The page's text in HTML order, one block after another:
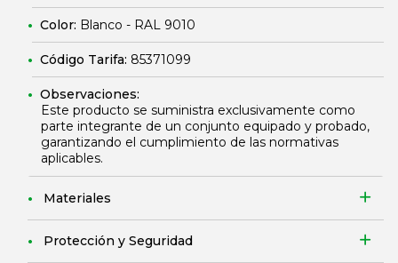
Color: Blanco - RAL 9010
Código Tarifa: 85371099
Observaciones:
Este producto se suministra exclusivamente como
parte integrante de un conjunto equipado y probado,
garantizando el cumplimiento de las normativas
aplicables.
Materiales
Protección y Seguridad